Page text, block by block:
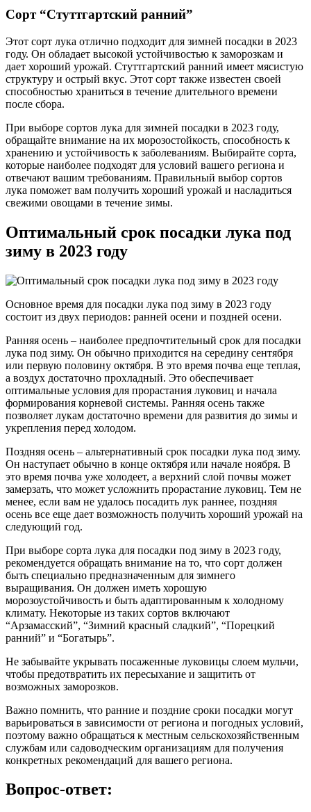
Сорт “Стуттгартский ранний”
Этот сорт лука отлично подходит для зимней посадки в 2023
году. Он обладает высокой устойчивостью к заморозкам и
дает хороший урожай. Стуттгартский ранний имеет мясистую
структуру и острый вкус. Этот сорт также известен своей
способностью храниться в течение длительного времени
после сбора.
При выборе сортов лука для зимней посадки в 2023 году,
обращайте внимание на их морозостойкость, способность к
хранению и устойчивость к заболеваниям. Выбирайте сорта,
которые наиболее подходят для условий вашего региона и
отвечают вашим требованиям. Правильный выбор сортов
лука поможет вам получить хороший урожай и насладиться
свежими овощами в течение зимы.
Оптимальный срок посадки лука под
зиму в 2023 году
Основное время для посадки лука под зиму в 2023 году
состоит из двух периодов: ранней осени и поздней осени.
Ранняя осень – наиболее предпочтительный срок для посадки
лука под зиму. Он обычно приходится на середину сентября
или первую половину октября. В это время почва еще теплая,
а воздух достаточно прохладный. Это обеспечивает
оптимальные условия для прорастания луковиц и начала
формирования корневой системы. Ранняя осень также
позволяет лукам достаточно времени для развития до зимы и
укрепления перед холодом.
Поздняя осень – альтернативный срок посадки лука под зиму.
Он наступает обычно в конце октября или начале ноября. В
это время почва уже холодеет, а верхний слой почвы может
замерзать, что может усложнить прорастание луковиц. Тем не
менее, если вам не удалось посадить лук раннее, поздняя
осень все еще дает возможность получить хороший урожай на
следующий год.
При выборе сорта лука для посадки под зиму в 2023 году,
рекомендуется обращать внимание на то, что сорт должен
быть специально предназначенным для зимнего
выращивания. Он должен иметь хорошую
морозоустойчивость и быть адаптированным к холодному
климату. Некоторые из таких сортов включают
“Арзамасский”, “Зимний красный сладкий”, “Порецкий
ранний” и “Богатырь”.
Не забывайте укрывать посаженные луковицы слоем мульчи,
чтобы предотвратить их пересыхание и защитить от
возможных заморозков.
Важно помнить, что ранние и поздние сроки посадки могут
варьироваться в зависимости от региона и погодных условий,
поэтому важно обращаться к местным сельскохозяйственным
службам или садоводческим организациям для получения
конкретных рекомендаций для вашего региона.
Вопрос-ответ: